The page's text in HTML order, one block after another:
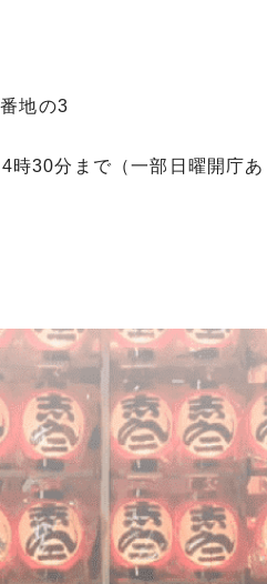
地の3
30分まで（一部日曜開庁あ